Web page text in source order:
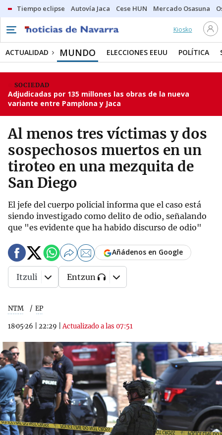
Tiempo eclipse Autovía Jaca Cese HUN Mercado Osasuna
Kiosko
ACTUALIDAD MUNDO ELECCIONES EEUU POLÍTICA
SOCIEDAD
Adjudicadas por 135 millones las obras de la nueva
variante entre Pamplona y Jaca
Al menos tres víctimas y dos
sospechosos muertos en un
tiroteo en una mezquita de
San Diego
El jefe del cuerpo policial informa que el caso está
siendo investigado como delito de odio, señalando
que "es evidente que ha habido discurso de odio"
NTM EP
18·05·26 22:29 |Actualizado a las 07:51
Añádenos en Google
Itzuli Entzun